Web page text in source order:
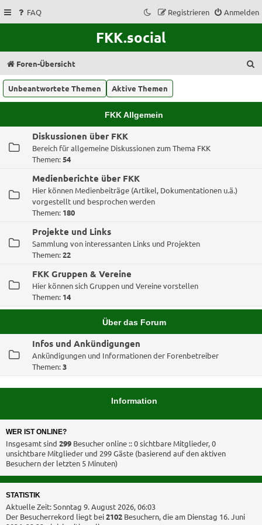
FAQ Anmelden
Registrieren
FKK.social
Foren-Übersicht
Unbeantwortete Themen Aktive Themen
FKK Allgemein
Diskussionen über FKK
Bereich für allgemeine Diskussionen zum Thema FKK
Themen:54
Medienberichte über FKK
Hier können Medienbeiträge (Artikel, Dokumentationen u.ä.)
vorgestellt und besprochen werden
Themen: 180
Projekte und Links
Sammlung von interessanten Links und Projekten
Themen:22
FKK Gruppen & Vereine
Hier können sich Gruppen und Vereine vorstellen
Themen: 14
Über das Forum
Infos und Ankündigungen
Ankündigungen und Informationen der Forenbetreiber
Themen:3
Information
WER IST ONLINE?
Insgesamt sind 299 Besucher online :: 0 sichtbare Mitglieder, 0
unsichtbare Mitglieder und 299 Gäste (basierend auf den aktiven
Besuchern der letzten 5 Minuten)
STATISTIK
Aktuelle Zeit: Sonntag 9. August 2026, 06:03
Der Besucherrekord liegt bei2102 Besuchern, die am Dienstag 16. Juni